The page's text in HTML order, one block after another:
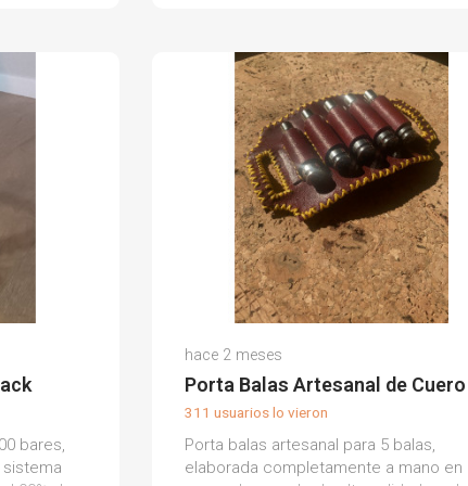
bares,
(0)
hace 2 meses
311 usuarios lo vieron
Porta balas artesanal para 5 balas,
elaborada completamente a mano en